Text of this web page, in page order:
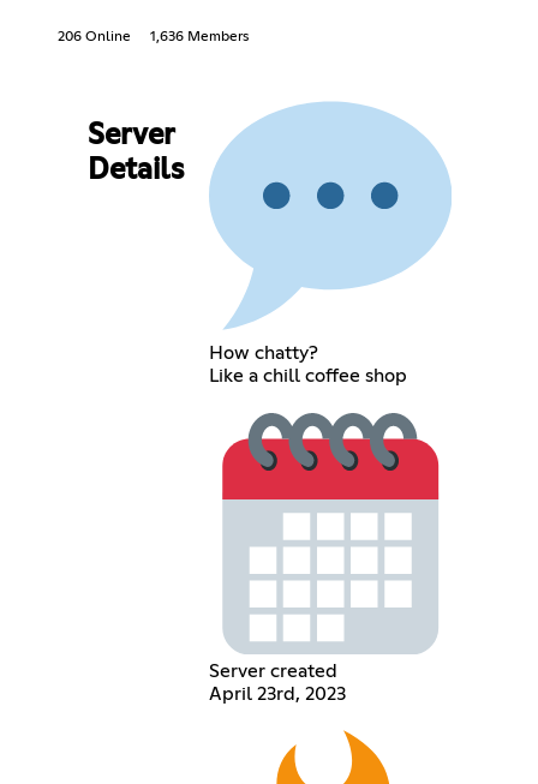
206 Online 1,636 Members
Server
Details
How chatty?
Like a chill coffee shop
Server created
April 23rd, 2023